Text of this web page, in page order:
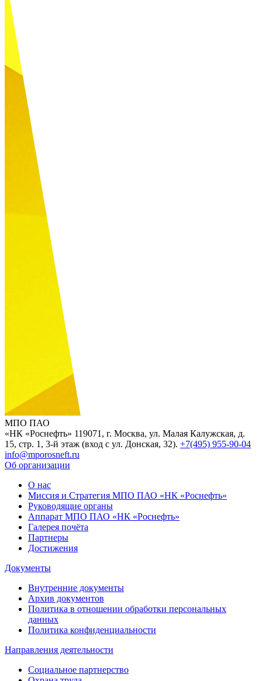
МПО ПАО
«НК «Роснефть» 119071, г. Москва, ул. Малая Калужская, д.
15, стр. 1, 3-й этаж (вход с ул. Донская, 32). +7(495) 955-90-04
info@mporosneft.ru
Об организации
О нас
Миссия и Стратегия МПО ПАО «НК «Роснефть»
Руководящие органы
Аппарат МПО ПАО «НК «Роснефть»
Галерея почёта
Партнеры
Достижения
Документы
Внутренние документы
Архив документов
Политика в отношении обработки персональных
данных
Политика конфиденциальности
Направления деятельности
Социальное партнерство